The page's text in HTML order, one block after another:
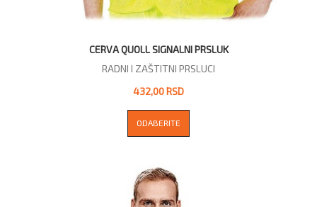
CERVA QUOLL SIGNALNI PRSLUK
RADNI I ZAŠTITNI PRSLUCI
432,00 RSD
ODABERITE